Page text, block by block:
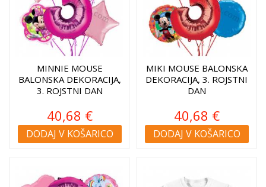
MINNIE MOUSE
BALONSKA DEKORACIJA,
3. ROJSTNI DAN
40,68 €
DODAJ V KOŠARICO
MIKI MOUSE BALONSKA
DEKORACIJA, 3. ROJSTNI
DAN
40,68 €
DODAJ V KOŠARICO